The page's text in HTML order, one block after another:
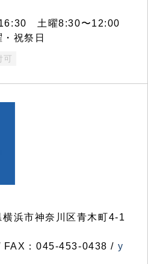
土曜8:30〜12:00
祝祭日
可
浜市神奈川区青木町4-1
：045-453-0438 / y